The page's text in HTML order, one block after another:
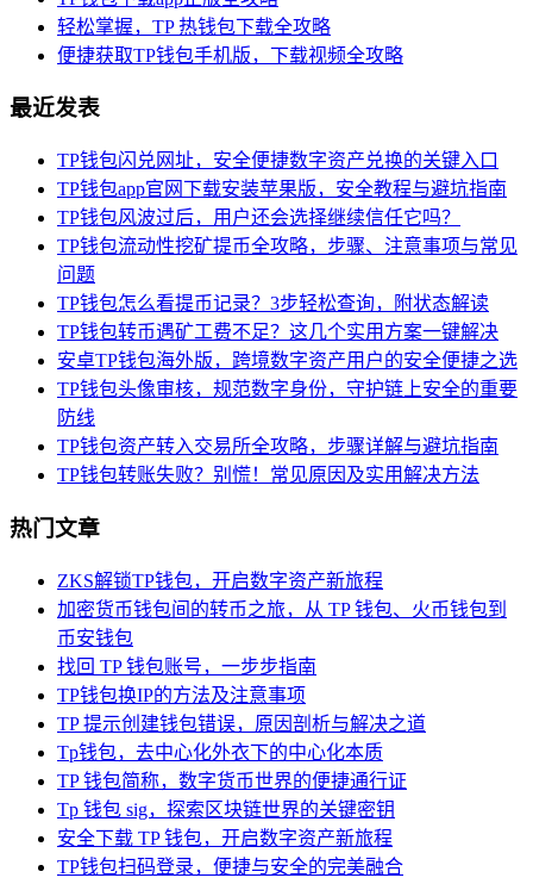
轻松掌握，TP 热钱包下载全攻略
便捷获取TP钱包手机版，下载视频全攻略
最近发表
TP钱包闪兑网址，安全便捷数字资产兑换的关键入口
TP钱包app官网下载安装苹果版，安全教程与避坑指南
TP钱包风波过后，用户还会选择继续信任它吗？
TP钱包流动性挖矿提币全攻略，步骤、注意事项与常见
问题
TP钱包怎么看提币记录？3步轻松查询，附状态解读
TP钱包转币遇矿工费不足？这几个实用方案一键解决
安卓TP钱包海外版，跨境数字资产用户的安全便捷之选
TP钱包头像审核，规范数字身份，守护链上安全的重要
防线
TP钱包资产转入交易所全攻略，步骤详解与避坑指南
TP钱包转账失败？别慌！常见原因及实用解决方法
热门文章
ZKS解锁TP钱包，开启数字资产新旅程
加密货币钱包间的转币之旅，从 TP 钱包、火币钱包到
币安钱包
找回 TP 钱包账号，一步步指南
TP钱包换IP的方法及注意事项
TP 提示创建钱包错误，原因剖析与解决之道
Tp钱包，去中心化外衣下的中心化本质
TP 钱包简称，数字货币世界的便捷通行证
Tp 钱包 sig，探索区块链世界的关键密钥
安全下载 TP 钱包，开启数字资产新旅程
TP钱包扫码登录，便捷与安全的完美融合